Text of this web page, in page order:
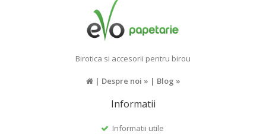
Birotica si accesorii pentru birou
| Despre noi » | Blog »
Informatii
Informatii utile